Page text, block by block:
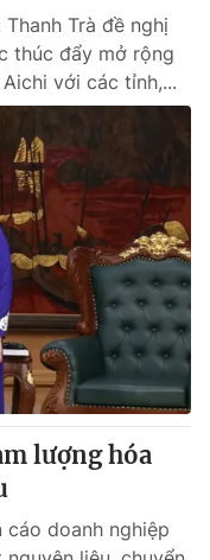
Trà đề nghị
thúc đẩy mở rộng
với các tỉnh,...
lượng hóa
cáo doanh nghiệp